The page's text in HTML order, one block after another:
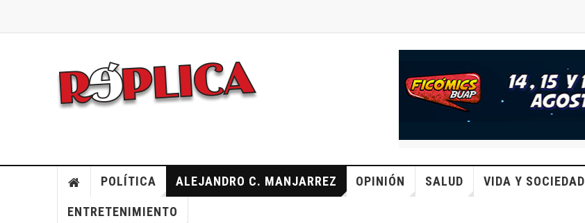
POLÍTICA ALEJANDRO C. MANJARREZ OPINIÓN SALUD VIDA Y SOCIEDAD
ENTRETENIMIENTO